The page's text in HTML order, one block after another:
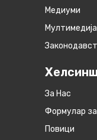
Медиуми
Мултимедија
За Нас
Формулар
Повици